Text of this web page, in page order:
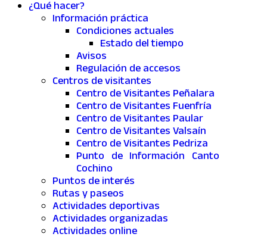
¿Qué hacer?
Información práctica
Condiciones actuales
Estado del tiempo
Avisos
Regulación de accesos
Centros de visitantes
Centro de Visitantes Peñalara
Centro de Visitantes Fuenfría
Centro de Visitantes Paular
Centro de Visitantes Valsaín
Centro de Visitantes Pedriza
Punto de Información Canto
Cochino
Puntos de interés
Rutas y paseos
Actividades deportivas
Actividades organizadas
Actividades online